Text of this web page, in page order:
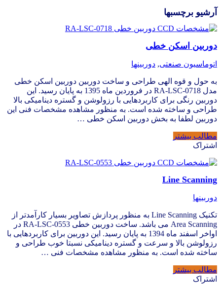
آرشیو برچسبها
دوربین اسکن خطی
اتوماسیون صنعتی, دوربینها
به حول و قوه الهی طراحی و ساخت دوربین دوربین اسکن خطی
مدل RA-LSC-0718 در فروردین ماه 1395 به پایان رسید. این
دوربین رنگی برای کاربردهایی با رزولوشن و گستره دینامیکی بالا
طراحی و ساخته شده است. به منظور مشاهده مشخصات فنی این
دوربین لطفا به بخش دوربین اسکن خطی …
مطالب بیشتر
اشتراک
Line Scanning
دوربینها
تکنیک Line Scanning به منظور پردازش تصاویر بسیار کارآمدتر از
Area Scanning می باشد. ساخت دوربین خطی RA-LSC-0553 در
اواخر اسفند ماه 1394 به پایان رسید. این دوربین برای کاربردهایی با
رزولوشن بالا و سرعت و گستره دینامیکی نسبتا خوب طراحی و
ساخته شده است. به منظور مشاهده مشخصات فنی …
مطالب بیشتر
اشتراک